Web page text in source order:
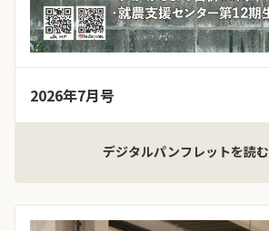
2026年7月号
デジタルパンフレットを読む